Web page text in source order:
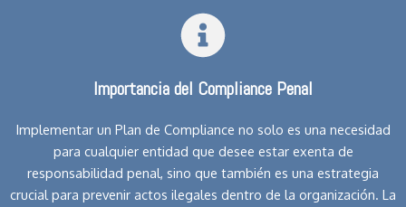
Importancia del Compliance Penal
Implementar un Plan de Compliance no solo es una necesidad
para cualquier entidad que desee estar exenta de
responsabilidad penal, sino que también es una estrategia
crucial para prevenir actos ilegales dentro de la organización. La